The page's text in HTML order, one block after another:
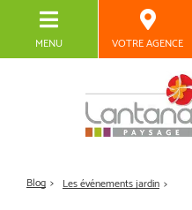
MENU VOTRE AGENCE
Blog Les événements jardin